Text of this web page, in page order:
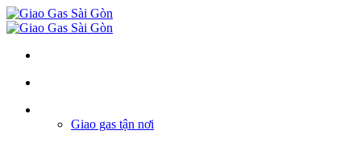
Giao gas tận nơi